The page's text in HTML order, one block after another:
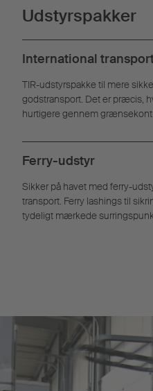
Udstyrspakker
International
TIR-udstyrspakke til mere
godstransport. Det er præcis,
hurtigere gennem
Ferry-udstyr
Sikker på havet med ferry-
transport. Ferry lashings til
tydeligt mærkede